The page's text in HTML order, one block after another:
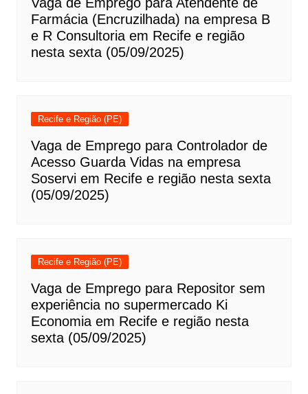
Farmácia (Encruzilhada) na empresa B
e R Consultoria em Recife e região
nesta sexta (05/09/2025)
Recife e Região (PE)
Vaga de Emprego para Controlador de
Acesso Guarda Vidas na empresa
Soservi em Recife e região nesta sexta
(05/09/2025)
Recife e Região (PE)
Vaga de Emprego para Repositor sem
experiência no supermercado Ki
Economia em Recife e região nesta
sexta (05/09/2025)